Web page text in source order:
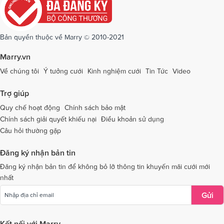
Dịch vụ cưới tại Quảng Ninh
Dịch vụ cưới tại Sóc Trăng Dịch vụ cưới tại Sơn La
Dịch vụ cưới tại Thái Bình Dịch vụ cưới tại Thanh Hóa
Dịch vụ cưới tại Thừa Thiên - Huế
Dịch vụ cưới tại An Giang Dịch vụ cưới tại Trà Vinh
Dịch vụ cưới tại Tuyên Quang
Dịch vụ cưới tại Bà Rịa - Vũng TàuDịch vụ cưới tại Bắc Giang
Dịch vụ cưới tại Bắc Kạn
Bản quyền thuộc về Marry © 2010-2021
Marry.vn
Về chúng tôi Ý tưởng cưới Kinh nghiệm cưới Tin Tức Video
Trợ giúp
Quy chế hoạt động
Chính sách bảo mật
Chính sách giải quyết khiếu nại Điều khoản sử dụng
Câu hỏi thường gặp
Đăng ký nhận bản tin
Đăng ký nhận bản tin để không bỏ lỡ thông tin khuyến mãi cưới mới
nhất
Gửi